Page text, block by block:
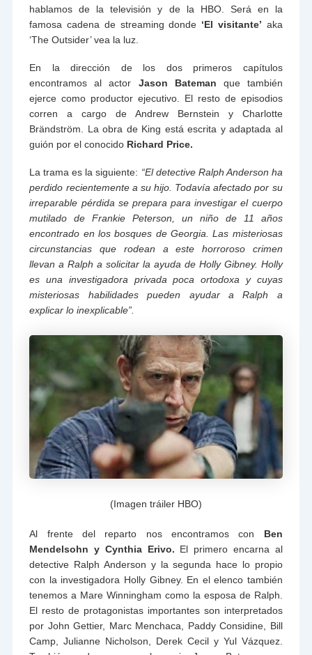
hablamos de la televisión y de la HBO. Será en la
famosa cadena de streaming donde ‘El visitante’ aka
‘The Outsider’ vea la luz.
En la dirección de los dos primeros capítulos
encontramos al actor Jason Bateman que también
ejerce como productor ejecutivo. El resto de episodios
corren a cargo de Andrew Bernstein y Charlotte
Brändström. La obra de King está escrita y adaptada al
guión por el conocido Richard Price.
La trama es la siguiente: “El detective Ralph Anderson ha
perdido recientemente a su hijo. Todavía afectado por su
irreparable pérdida se prepara para investigar el cuerpo
mutilado de Frankie Peterson, un niño de 11 años
encontrado en los bosques de Georgia. Las misteriosas
circunstancias que rodean a este horroroso crimen
llevan a Ralph a solicitar la ayuda de Holly Gibney. Holly
es una investigadora privada poca ortodoxa y cuyas
misteriosas habilidades pueden ayudar a Ralph a
explicar lo inexplicable”.
(Imagen tráiler HBO)
Al frente del reparto nos encontramos con Ben
Mendelsohn y Cynthia Erivo. El primero encarna al
detective Ralph Anderson y la segunda hace lo propio
con la investigadora Holly Gibney. En el elenco también
tenemos a Mare Winningham como la esposa de Ralph.
El resto de protagonistas importantes son interpretados
por John Gettier, Marc Menchaca, Paddy Considine, Bill
Camp, Julianne Nicholson, Derek Cecil y Yul Vázquez.